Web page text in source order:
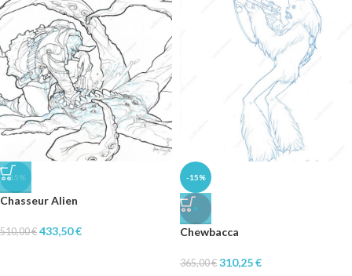
-15%
Chasseur Alien
510,00€ 433,50€
-15%
♥
Chewbacca
365,00€ 310,25€